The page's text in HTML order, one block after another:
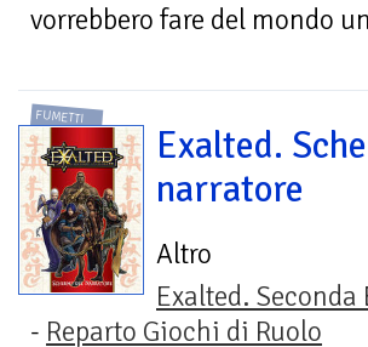
vorrebbero fare del mondo
FUMETTI
Exalted.
narratore
Altro
Exalted. Seconda
- Reparto Giochi di Ruolo